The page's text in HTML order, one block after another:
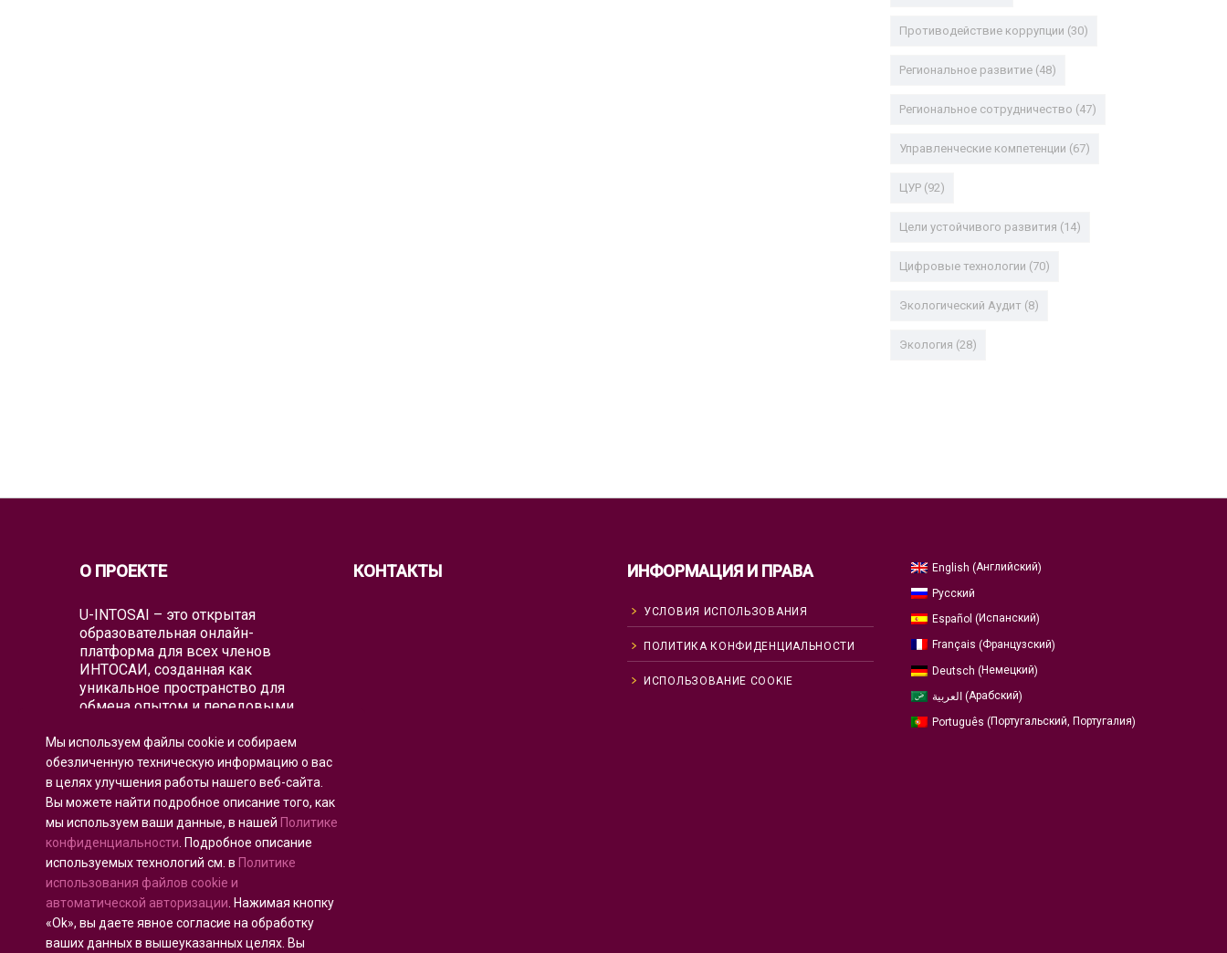
Противодействие коррупции (30)
Региональное развитие(48)
Региональное сотрудничество (47)
Управленческие компетенции (67)
ЦУР(92)
Цели устойчивого развития (14)
Цифровые технологии (70)
Экологический Аудит (8)
Экология (28)
О ПРОЕКТЕ
U-INTOSAI – это открытая
образовательная онлайн-
платформа для всех членов
ИНТОСАИ, созданная как
уникальное пространство для
обмена опытом и передовыми
Университет предлагает всему
глобальному аудиторскому
сообществу как классические
образовательные форматы, так и
лучшие образовательные проекты
и практические руководства
ИНТОСАИ, которые объединяют
существующие образовательные
инициативы для воспитания
аудиторов будущего.
КОНТАКТЫ ИНФОРМАЦИЯ И ПРАВА
УСЛОВИЯ ИСПОЛЬЗОВАНИЯ
ПОЛИТИКА КОНФИДЕНЦИАЛЬНОСТИ
ИСПОЛЬЗОВАНИЕ COOKIE
English (Английский)
Русский
Español (Испанский)
Français (Французский)
Deutsch (Немецкий)
العربية (Арабский)
Português (Португальский, Португалия)
Мы используем файлы cookie и собираем
обезличенную техническую информацию о вас
в целях улучшения работы нашего веб-сайта.
Вы можете найти подробное описание того, как
мы используем ваши данные, в нашей Политике
конфиденциальности . Подробное описание
используемых технологий см. в Политике
использования файлов cookie и
автоматической авторизации . Нажимая кнопку
«Ok», вы даете явное согласие на обработку
ваших данных в вышеуказанных целях. Вы